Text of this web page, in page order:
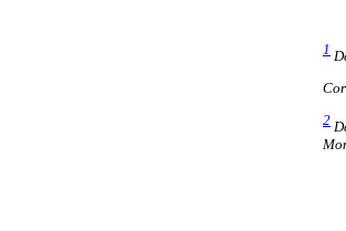
1
2